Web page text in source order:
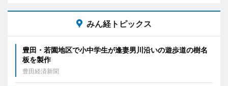
みん経トピックス
豊田・若園地区で小中学生が逢妻男川沿いの遊歩道の樹名
板を製作
豊田経済新聞